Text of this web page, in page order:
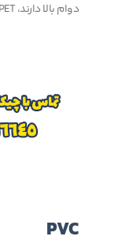
دوام بالا دارند، PET گزینه‌ای حرفه‌ای‌تر است.
PVC